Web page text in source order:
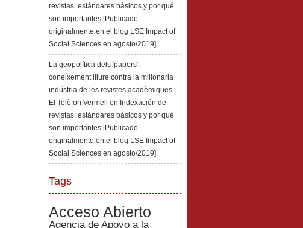
revistas: estándares básicos y por qué
son importantes [Publicado
originalmente en el blog LSE Impact of
Social Sciences en agosto/2019]
La geopolítica dels 'papers':
coneixement lliure contra la milionària
indústria de les revistes acadèmiques -
El Telèfon Vermell
on Indexación de
revistas: estándares básicos y por qué
son importantes [Publicado
originalmente en el blog LSE Impact of
Social Sciences en agosto/2019]
Tags
Acceso Abierto
Agencia de Apoyo a la